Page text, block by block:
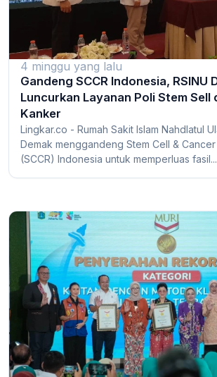
4 minggu yang lalu
Gandeng SCCR Indonesia, RSINU
Luncurkan Layanan Poli Stem Sell
Kanker
Lingkar.co - Rumah Sakit Islam Nahdlatul
Demak menggandeng Stem Cell &
(SCCR) Indonesia untuk memperluas fasil...